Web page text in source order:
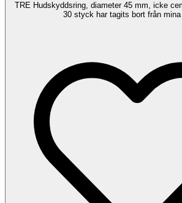
TRE Hudskyddsring, diameter 45 mm, icke
30 styck har tagits bort från